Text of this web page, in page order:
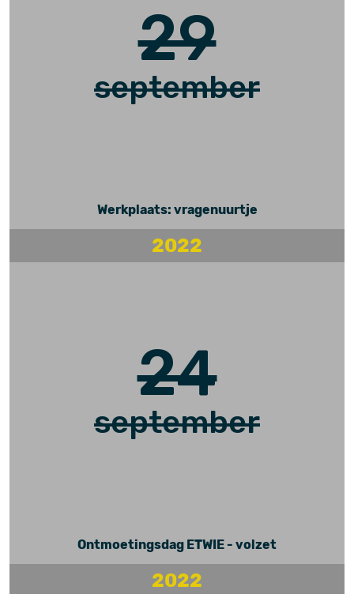
29
september
Werkplaats: vragenuurtje
2022
24
september
Ontmoetingsdag ETWIE - volzet
2022